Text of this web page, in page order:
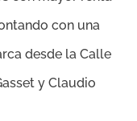
con una
desde la Calle
y Claudio